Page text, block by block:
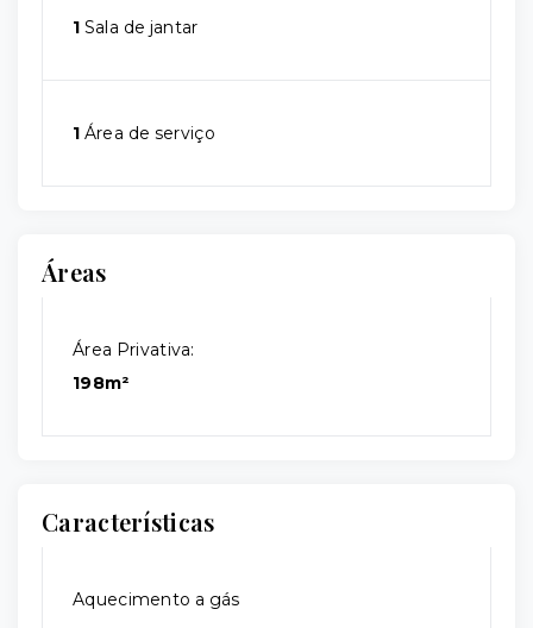
1 Sala de jantar
1 Área de serviço
Áreas
Área Privativa:
198m²
Características
Aquecimento a gás